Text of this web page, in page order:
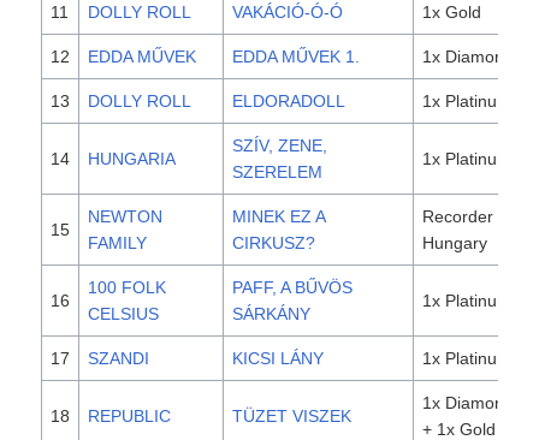
11 DOLLY ROLL VAKÁCIÓ-Ó-Ó 1x Gold
12 EDDA MŰVEK EDDA MŰVEK 1. 1x Diamond
13 DOLLY ROLL ELDORADOLL 1x Platinum
14 HUNGARIA
SZÍV, ZENE,
SZERELEM
1x Platinum
15
NEWTON
FAMILY
MINEK EZ A
CIRKUSZ?
Recorder
Hungary
16
100 FOLK
CELSIUS
PAFF, A BŰVÖS
SÁRKÁNY
1x Platinum
17 SZANDI KICSI LÁNY 1x Platinum
18 REPUBLIC TÜZET VISZEK
1x Diamond
+ 1x Gold